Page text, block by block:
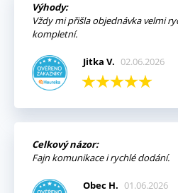
Výhody:
Vždy mi přišla objednávka velmi
kompletní.
Jitka V. 02.06.2026
Celkový názor:
Fajn komunikace i rychlé dodání.
Obec H. 01.06.2026